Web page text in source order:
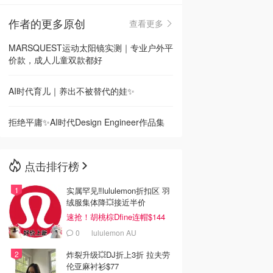
🇳🇿新西兰
作者的更多原创
查看更多
MARSQUEST运动太阳镜实测｜专业户外平
价款，成人儿童双款都好
AI时代育儿｜养出不被替代的娃✨
拒绝平庸✨AI时代Design Engineer作品集
点击排行榜
实属罕见‼️lululemon折扣区 羽
绒服集体降💥接近半价
速抢！胡桃棕Dfine连帽$144
0 lululemon AU
炸裂升级💥DJ折上3折 拉夫劳
伦亚麻衬衫$77